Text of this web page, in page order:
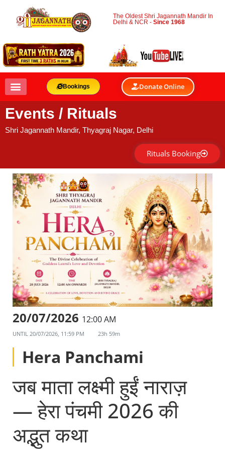
The Oldest Shri Jagannath Mandir In
Delhi & NCR -Since 1968
Bookings Donate Online
Events / Rituals
Shri Jagannath Mandir, Thyagraj Nagar, Delhi
Rituals Booking
20/07/2026 12:00 AM
UNTIL 20/07/2026, 11:59 PM 23h 59m
Hera Panchami
जब माता लक्ष्मी हुईं नाराज़
— हेरा पंचमी 2026 की
अद्भुत कथा